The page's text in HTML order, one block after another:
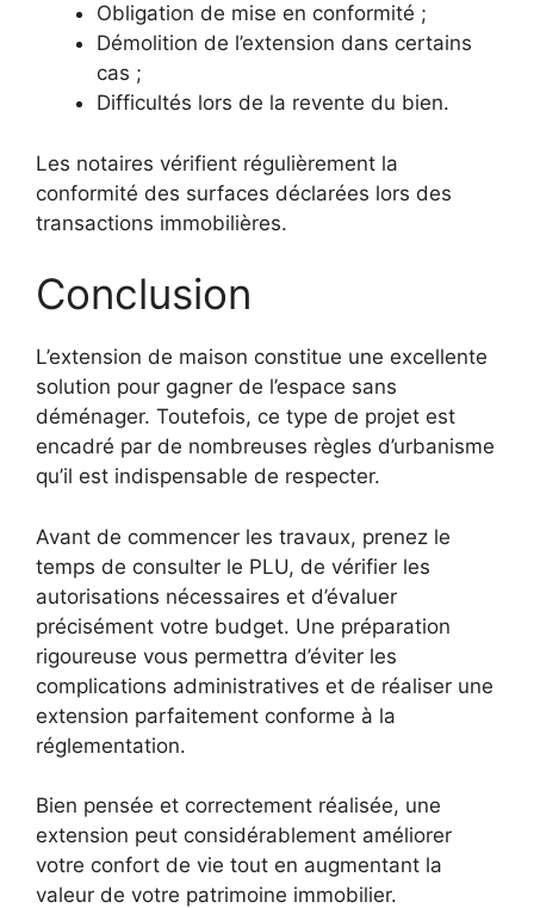
Obligation de mise en conformité ;
Démolition de l’extension dans certains
cas ;
Difficultés lors de la revente du bien.
Les notaires vérifient régulièrement la
conformité des surfaces déclarées lors des
transactions immobilières.
Conclusion
L’extension de maison constitue une excellente
solution pour gagner de l’espace sans
déménager. Toutefois, ce type de projet est
encadré par de nombreuses règles d’urbanisme
qu’il est indispensable de respecter.
Avant de commencer les travaux, prenez le
temps de consulter le PLU, de vérifier les
autorisations nécessaires et d’évaluer
précisément votre budget. Une préparation
rigoureuse vous permettra d’éviter les
complications administratives et de réaliser une
extension parfaitement conforme à la
réglementation.
Bien pensée et correctement réalisée, une
extension peut considérablement améliorer
votre confort de vie tout en augmentant la
valeur de votre patrimoine immobilier.